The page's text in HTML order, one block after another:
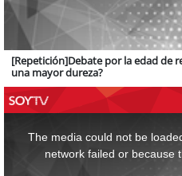
[Repetición]Debate por la edad de
una mayor dureza?
The media could not be
network failed or because